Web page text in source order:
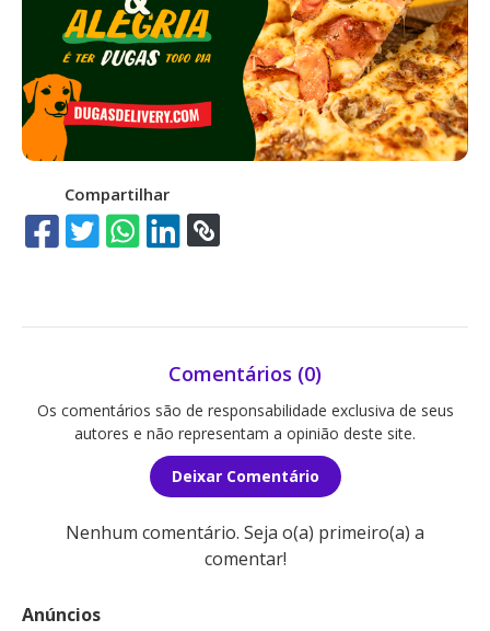
Compartilhar
Comentários (0)
Os comentários são de responsabilidade exclusiva de seus
autores e não representam a opinião deste site.
Deixar Comentário
Nenhum comentário. Seja o(a) primeiro(a) a
comentar!
Anúncios